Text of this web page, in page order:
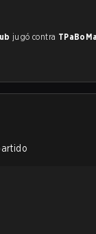
jugó contra